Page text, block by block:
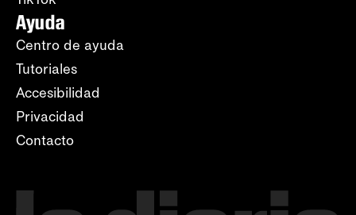
Ayuda
Centro de ayuda
Tutoriales
Accesibilidad
Privacidad
Contacto